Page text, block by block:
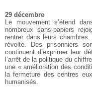
29 décembre
Le mouvement s’étend
nombreux sans-papiers
rentrer dans leurs
révolte. Des prisonniers
continuent d’exprimer leur
l’arrêt de la politique du
une « amélioration des
la fermeture des centres
humanisés.